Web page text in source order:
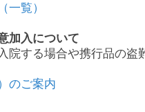
一覧）
加入について
院する場合や携行品の盗
のご案内